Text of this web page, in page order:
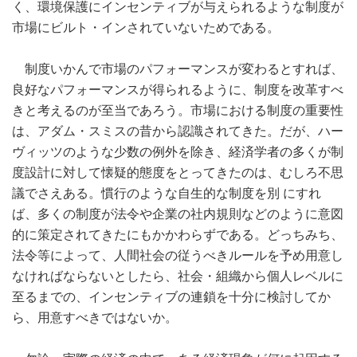
く、環境保護にインセンティブが与えられるような制度が
市場にビルト・インされていないためである。
制度いかんで市場のパフォーマンスが変わるとすれば、
良好なパフォーマンスが得られるように、制度を改革すべ
きと考えるのが至当であろう。市場における制度の重要性
は、アダム・スミスの昔から認識されてきた。だが、ハー
ヴィッツのような少数の例外を除き、経済学者の多くが制
度設計に対して懐疑的態度をとってきたのは、むしろ不思
議でさえある。慣行のような自生的な制度を別 にすれ
ば、多くの制度が法令や企業の社内規則などのように意図
的に策定されてきたにもかかわらずである。どっちみち、
法令等によって、人間社会の従うべきルールを予め用意し
なければならないとしたら、社会・組織から個人レベルに
至るまでの、インセンティブの連鎖を十分に検討してか
ら、用意すべきではないか。